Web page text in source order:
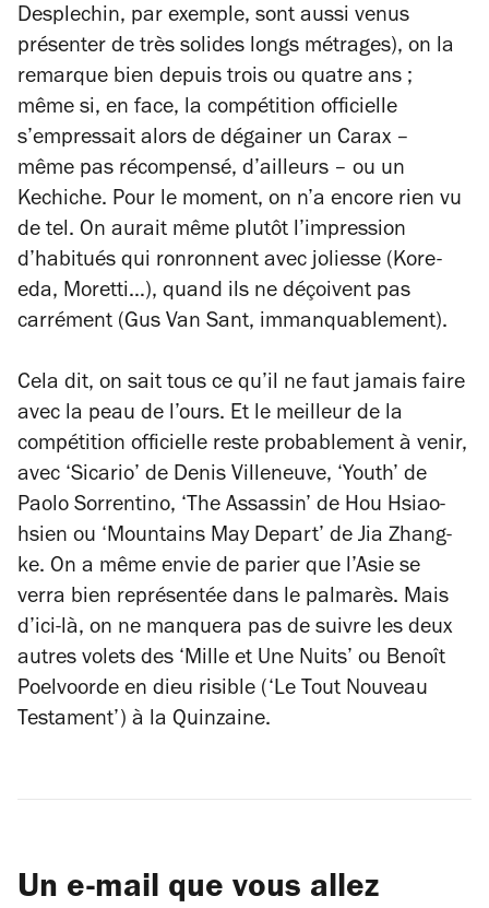
Desplechin, par exemple, sont aussi venus
présenter de très solides longs métrages), on la
remarque bien depuis trois ou quatre ans ;
même si, en face, la compétition officielle
s’empressait alors de dégainer un Carax –
même pas récompensé, d’ailleurs – ou un
Kechiche. Pour le moment, on n’a encore rien vu
de tel. On aurait même plutôt l’impression
d’habitués qui ronronnent avec joliesse (Kore-
eda, Moretti…), quand ils ne déçoivent pas
carrément (Gus Van Sant, immanquablement).
Cela dit, on sait tous ce qu’il ne faut jamais faire
avec la peau de l’ours. Et le meilleur de la
compétition officielle reste probablement à venir,
avec ‘Sicario’ de Denis Villeneuve, ‘Youth’ de
Paolo Sorrentino, ‘The Assassin’ de Hou Hsiao-
hsien ou ‘Mountains May Depart’ de Jia Zhang-
ke. On a même envie de parier que l’Asie se
verra bien représentée dans le palmarès. Mais
d’ici-là, on ne manquera pas de suivre les deux
autres volets des ‘Mille et Une Nuits’ ou Benoît
Poelvoorde en dieu risible (‘Le Tout Nouveau
Testament’) à la Quinzaine.
Un e-mail que vous allez